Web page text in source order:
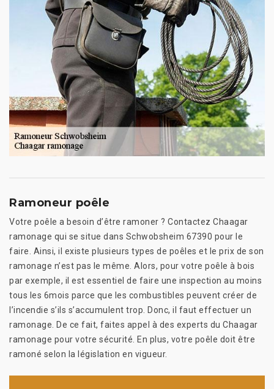
Ramoneur poêle
Votre poêle a besoin d’être ramoner ? Contactez Chaagar
ramonage qui se situe dans Schwobsheim 67390 pour le
faire. Ainsi, il existe plusieurs types de poêles et le prix de son
ramonage n’est pas le même. Alors, pour votre poêle à bois
par exemple, il est essentiel de faire une inspection au moins
tous les 6mois parce que les combustibles peuvent créer de
l’incendie s’ils s’accumulent trop. Donc, il faut effectuer un
ramonage. De ce fait, faites appel à des experts du Chaagar
ramonage pour votre sécurité. En plus, votre poêle doit être
ramoné selon la législation en vigueur.